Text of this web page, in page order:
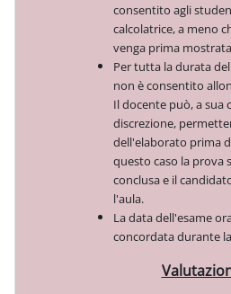
consentito agli
calcolatrice, a meno
venga prima
Per tutta la durata
non è consentito
Il docente può, a sua
discrezione,
dell'elaborato prima
questo caso la prova
conclusa e il
l'aula.
La data dell'esame
concordata durante